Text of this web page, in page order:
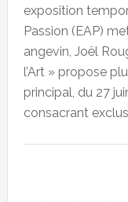
exposition
Passion (EAP)
angevin, Joël
l’Art » propose
principal, du 27
consacrant